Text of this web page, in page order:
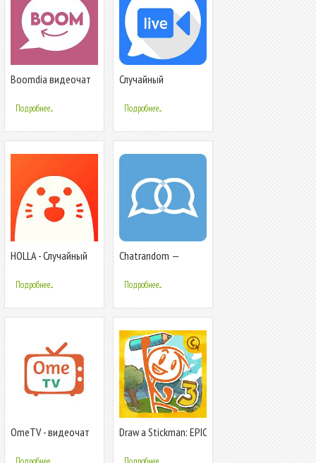
Boomdia видеочат
Подробнее...
Случайный
TalkTalkCam
Подробнее...
HOLLA - Случайный
Подробнее...
Chatrandom —
случайными
собеседниками
Подробнее...
OmeTV - видеочат
Draw a Stickman: EPIC